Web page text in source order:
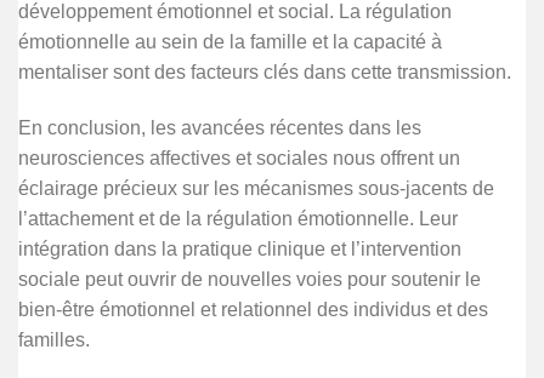
développement émotionnel et social. La régulation
émotionnelle au sein de la famille et la capacité à
mentaliser sont des facteurs clés dans cette transmission.
En conclusion, les avancées récentes dans les
neurosciences affectives et sociales nous offrent un
éclairage précieux sur les mécanismes sous-jacents de
l’attachement et de la régulation émotionnelle. Leur
intégration dans la pratique clinique et l’intervention
sociale peut ouvrir de nouvelles voies pour soutenir le
bien-être émotionnel et relationnel des individus et des
familles.